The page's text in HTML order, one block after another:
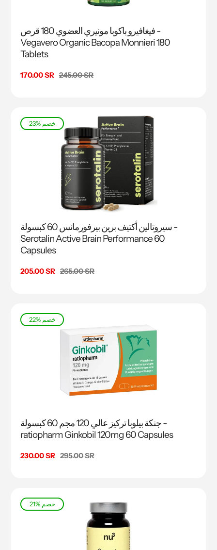
فيغافيرو باكوبا مونيري العضوي 180 قرص -
Vegavero Organic Bacopa Monnieri 180
Tablets
سعر
170.00 SR السعر
245.00 SR
23% خصم
سيروتالين أكتيف برين بيرفورمانس 60 كبسولة -
Serotalin Active Brain Performance 60
Capsules
سعر
205.00 SR السعر
265.00 SR
22% خصم
جنكة بيلوبا تركيز عالي 120 مجم 60 كبسولة -
ratiopharm Ginkobil 120mg 60 Capsules
سعر
230.00 SR السعر
295.00 SR
21% خصم